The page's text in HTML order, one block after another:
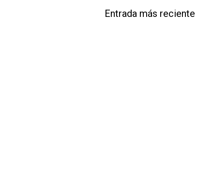
Entrada más reciente